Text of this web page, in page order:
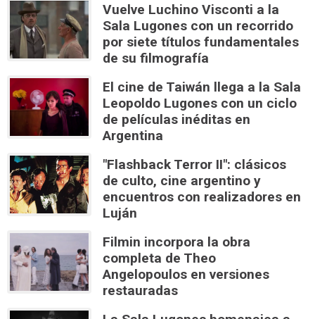
Vuelve Luchino Visconti a la
Sala Lugones con un recorrido
por siete títulos fundamentales
de su filmografía
El cine de Taiwán llega a la Sala
Leopoldo Lugones con un ciclo
de películas inéditas en
Argentina
"Flashback Terror II": clásicos
de culto, cine argentino y
encuentros con realizadores en
Luján
Filmin incorpora la obra
completa de Theo
Angelopoulos en versiones
restauradas